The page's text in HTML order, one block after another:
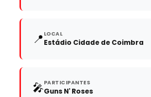
📍 LOCAL
Estádio Cidade de Coimbra
🎤PARTICIPANTES
Guns N' Roses